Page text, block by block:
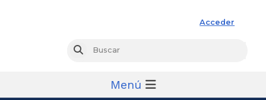
Acceder
Buscar
Menú